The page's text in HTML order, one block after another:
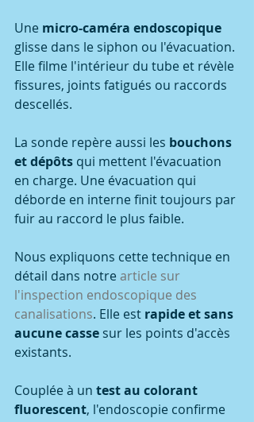
Une micro-caméra endoscopique
glisse dans le siphon ou l'évacuation.
Elle filme l'intérieur du tube et révèle
fissures, joints fatigués ou raccords
descellés.
La sonde repère aussi les bouchons
et dépôts qui mettent l'évacuation
en charge. Une évacuation qui
déborde en interne finit toujours par
fuir au raccord le plus faible.
Nous expliquons cette technique en
détail dans notre article sur
l'inspection endoscopique des
canalisations. Elle est rapide et sans
aucune casse sur les points d'accès
existants.
Couplée à un test au colorant
fluorescent, l'endoscopie confirme